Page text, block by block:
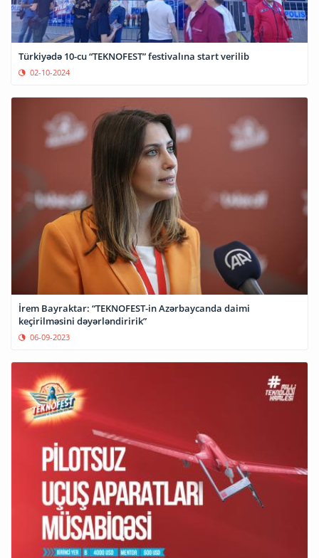
Türkiyədə 10-cu “TEKNOFEST” festivalına start verilib
02-10-2024
İrem Bayraktar: “TEKNOFEST-in Azərbaycanda daimi
keçirilməsini dəyərləndiririk”
06-09-2023